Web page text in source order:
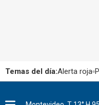
Temas del día:Alerta roja